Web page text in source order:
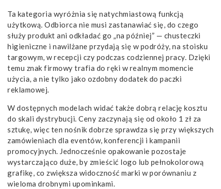
Ta kategoria wyróżnia się natychmiastową funkcją
użytkową. Odbiorca nie musi zastanawiać się, do czego
służy produkt ani odkładać go „na później” — chusteczki
higieniczne i nawilżane przydają się w podróży, na stoisku
targowym, w recepcji czy podczas codziennej pracy. Dzięki
temu znak firmowy trafia do ręki w realnym momencie
użycia, a nie tylko jako ozdobny dodatek do paczki
reklamowej.
W dostępnych modelach widać także dobrą relację kosztu
do skali dystrybucji. Ceny zaczynają się od około 1 zł za
sztukę, więc ten nośnik dobrze sprawdza się przy większych
zamówieniach dla eventów, konferencji i kampanii
promocyjnych. Jednocześnie opakowanie pozostaje
wystarczająco duże, by zmieścić logo lub pełnokolorową
grafikę, co zwiększa widoczność marki w porównaniu z
wieloma drobnymi upominkami.